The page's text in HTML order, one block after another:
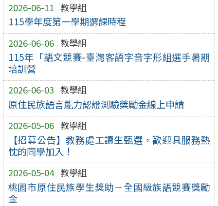
2026-06-11 教學組
115學年度第一學期選課時程
2026-06-06 教學組
115年「語文競賽-臺灣客語字音字形組選手暑期
培訓營
2026-06-03 教學組
原住民族語言能力認證測驗獎勵金線上申請
2026-05-06 教學組
【招募公告】教務處工讀生甄選，歡迎具服務熱
忱的同學加入！
2026-05-04 教學組
桃園市原住民族學生獎助－全國級族語競賽獎勵
金